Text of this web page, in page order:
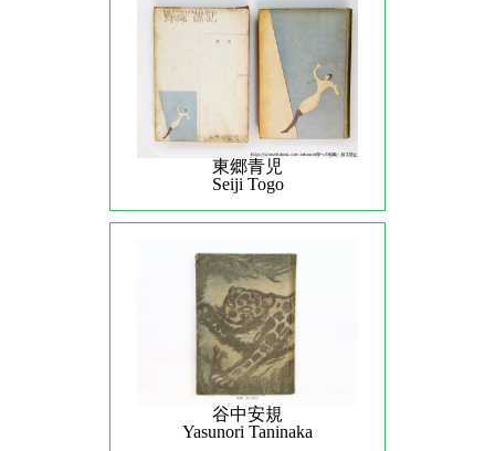
東郷青児
Seiji Togo
谷中安規
Yasunori Taninaka